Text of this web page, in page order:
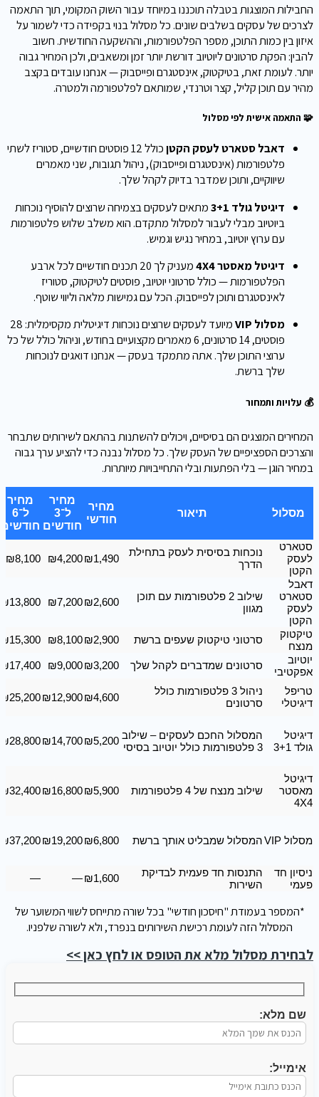
החבילות המוצגות בטבלה תוכננו במיוחד עבור השוק המקומי, תוך התאמה
לצרכים של עסקים בשלבים שונים. כל מסלול בנוי בקפידה כדי לשמור על
איזון בין כמות התוכן, מספר הפלטפורמות, וההשקעה החודשית. חשוב
להבין: הפקת סרטונים ליוטיוב דורשת יותר זמן ומשאבים, ולכן המחיר גבוה
יותר. לעומת זאת, בטיקטוק, אינסטגרם ופייסבוק — אנחנו עובדים בקצב
מהיר עם תוכן קליל, קצר וטרנדי, שמותאם לפלטפורמה ולמטרה.
🧩 התאמה אישית לפי מסלול
דאבל סטארט לעסק הקטן
כולל 12 פוסטים חודשיים, סטוריז לשתי
פלטפורמות (אינסטגרם ופייסבוק), ניהול תגובות, שני מאמרים
שיווקיים, ותוכן שמדבר בדיוק לקהל שלך.
דיגיטל גולד 3+1
מתאים לעסקים בצמיחה שרוצים להוסיף נוכחות
ביוטיוב מבלי לעבור למסלול מתקדם. הוא משלב שלוש פלטפורמות
עם ערוץ יוטיוב, במחיר נגיש וגמיש.
דיגיטל מאסטר 4X4
מעניק לך 20 תכנים חודשיים לכל ארבע
הפלטפורמות — כולל סרטוני יוטיוב, פוסטים לטיקטוק, סטוריז
לאינסטגרם ותוכן לפייסבוק. הכל עם גמישות מלאה וליווי שוטף.
מסלול VIP
מיועד לעסקים שרוצים נוכחות דיגיטלית מקסימלית: 28
פוסטים, 14 סרטונים, 6 מאמרים מקצועיים בחודש, וניהול כולל של כל
ערוצי התוכן שלך. אתה מתמקד בעסק — אנחנו דואגים לנוכחות
שלך ברשת.
💰 עלויות ותמחור
המחירים המוצגים הם בסיסיים, ויכולים להשתנות בהתאם לשירותים שתבחר
והצרכים הספציפיים של העסק שלך. כל מסלול נבנה כדי להציע ערך גבוה
במחיר הוגן — בלי הפתעות ובלי התחייבויות מיותרות.
מסלול תיאור
מחיר
חודשי
מחיר
ל־3
חודשים
מחיר
ל־6
חודשים
סטארט
לעסק
הקטן
נוכחות בסיסית לעסק בתחילת
הדרך
₪1,490
₪4,200
₪8,100
דאבל
סטארט
לעסק
הקטן
שילוב 2 פלטפורמות עם תוכן
מגוון
₪2,600
₪7,200
₪13,800
טיקטוק
מנצח
סרטוני טיקטוק שעפים ברשת ₪2,900
₪8,100
₪15,300
יוטיוב
אפקטיבי
סרטונים שמדברים לקהל שלך ₪3,200
₪9,000
₪17,400
טריפל
דיגיטלי
ניהול 3 פלטפורמות כולל
סרטונים
₪4,600
₪12,900
₪25,200
דיגיטל
גולד 3+1
המסלול החכם לעסקים – שילוב
3 פלטפורמות כולל יוטיוב בסיסי
₪5,200
₪14,700
₪28,800
דיגיטל
מאסטר
4X4
שילוב מנצח של 4 פלטפורמות ₪5,900
₪16,800
₪32,400
מסלול VIP המסלול שמבליט אותך ברשת ₪6,800
₪19,200
₪37,200
ניסיון חד
פעמי
התנסות חד פעמית לבדיקת
השירות
₪1,600
—
—
*המספר בעמודת "חיסכון חודשי" בכל שורה מתייחס לשווי המשוער של
המסלול הזה לעומת רכישת השירותים בנפרד, ולא לשורה שלפניו.
לבחירת מסלול מלא את הטופס או לחץ כאן >>
שם מלא:
אימייל: